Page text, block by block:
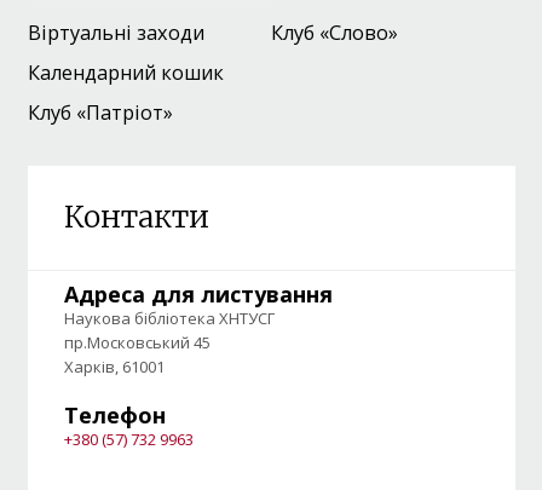
Віртуальні заходи
Календарний кошик
Клуб «Патріот»
Клуб «Слово»
Контакти
Адреса для листування
Наукова бібліотека ХНТУСГ
пр.Московський 45
Харків, 61001
Телефон
+380 (57) 732 9963